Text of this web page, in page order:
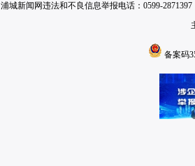
浦城新闻网违法和不良信息举报电话：0599-
备案码